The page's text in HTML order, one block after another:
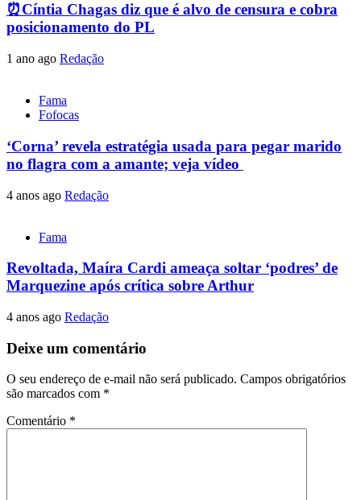
⏰Cíntia Chagas diz que é alvo de censura e cobra
posicionamento do PL
1 ano ago Redação
Fama
Fofocas
‘Corna’ revela estratégia usada para pegar marido
no flagra com a amante; veja vídeo
4 anos ago Redação
Fama
Revoltada, Maíra Cardi ameaça soltar ‘podres’ de
Marquezine após crítica sobre Arthur
4 anos ago Redação
Deixe um comentário
O seu endereço de e-mail não será publicado. Campos obrigatórios
são marcados com *
Comentário *